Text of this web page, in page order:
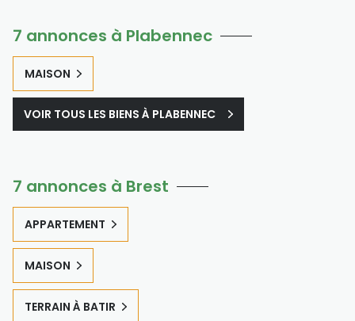
7 annonces à Plabennec
MAISON
VOIR TOUS LES BIENS À PLABENNEC
7 annonces à Brest
APPARTEMENT
MAISON
TERRAIN À BATIR